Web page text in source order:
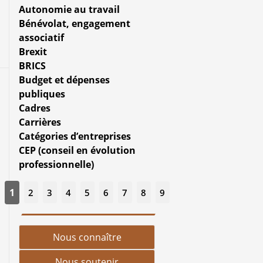
Autonomie au travail
Bénévolat, engagement
associatif
Brexit
BRICS
Budget et dépenses
publiques
Cadres
Carrières
Catégories d’entreprises
CEP (conseil en évolution
professionnelle)
1 2 3 4 5 6 7 8 9
Nous connaître